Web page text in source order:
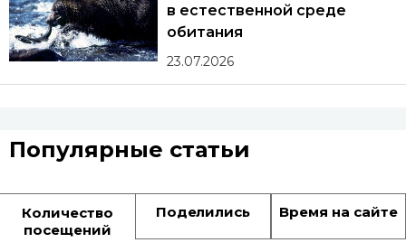
в естественной среде
обитания
23.07.2026
Популярные статьи
Количество
посещений
Поделились Время на сайте